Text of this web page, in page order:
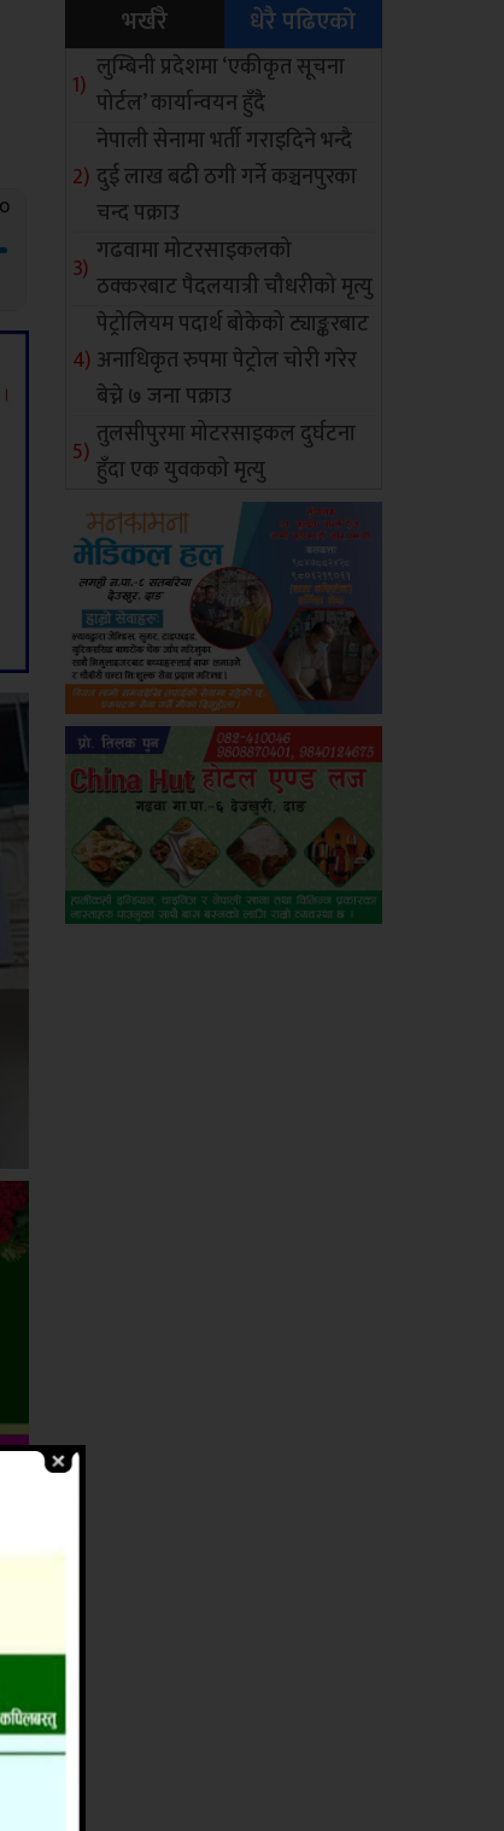
भर्खरै धेरै पढिएको
लुम्बिनी प्रदेशमा ‘एकीकृत सूचना
पोर्टल’ कार्यान्वयन हुँदै
नेपाली सेनामा भर्ती गराइदिने भन्दै
दुई लाख बढी ठगी गर्ने कञ्चनपुरका
चन्द पक्राउ
गढवामा मोटरसाइकलको
ठक्करबाट पैदलयात्री चौधरीको मृत्यु
पेट्रोलियम पदार्थ बोकेको ट्याङ्करबाट
अनाधिकृत रुपमा पेट्रोल चोरी गरेर
बेच्ने ७ जना पक्राउ
तुलसीपुरमा मोटरसाइकल दुर्घटना
हुँदा एक युवकको मृत्यु